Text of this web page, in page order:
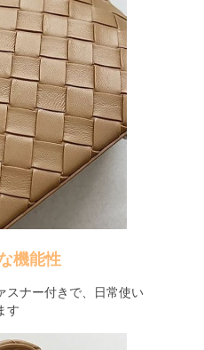
機能性
スナー付きで、日常使い
す